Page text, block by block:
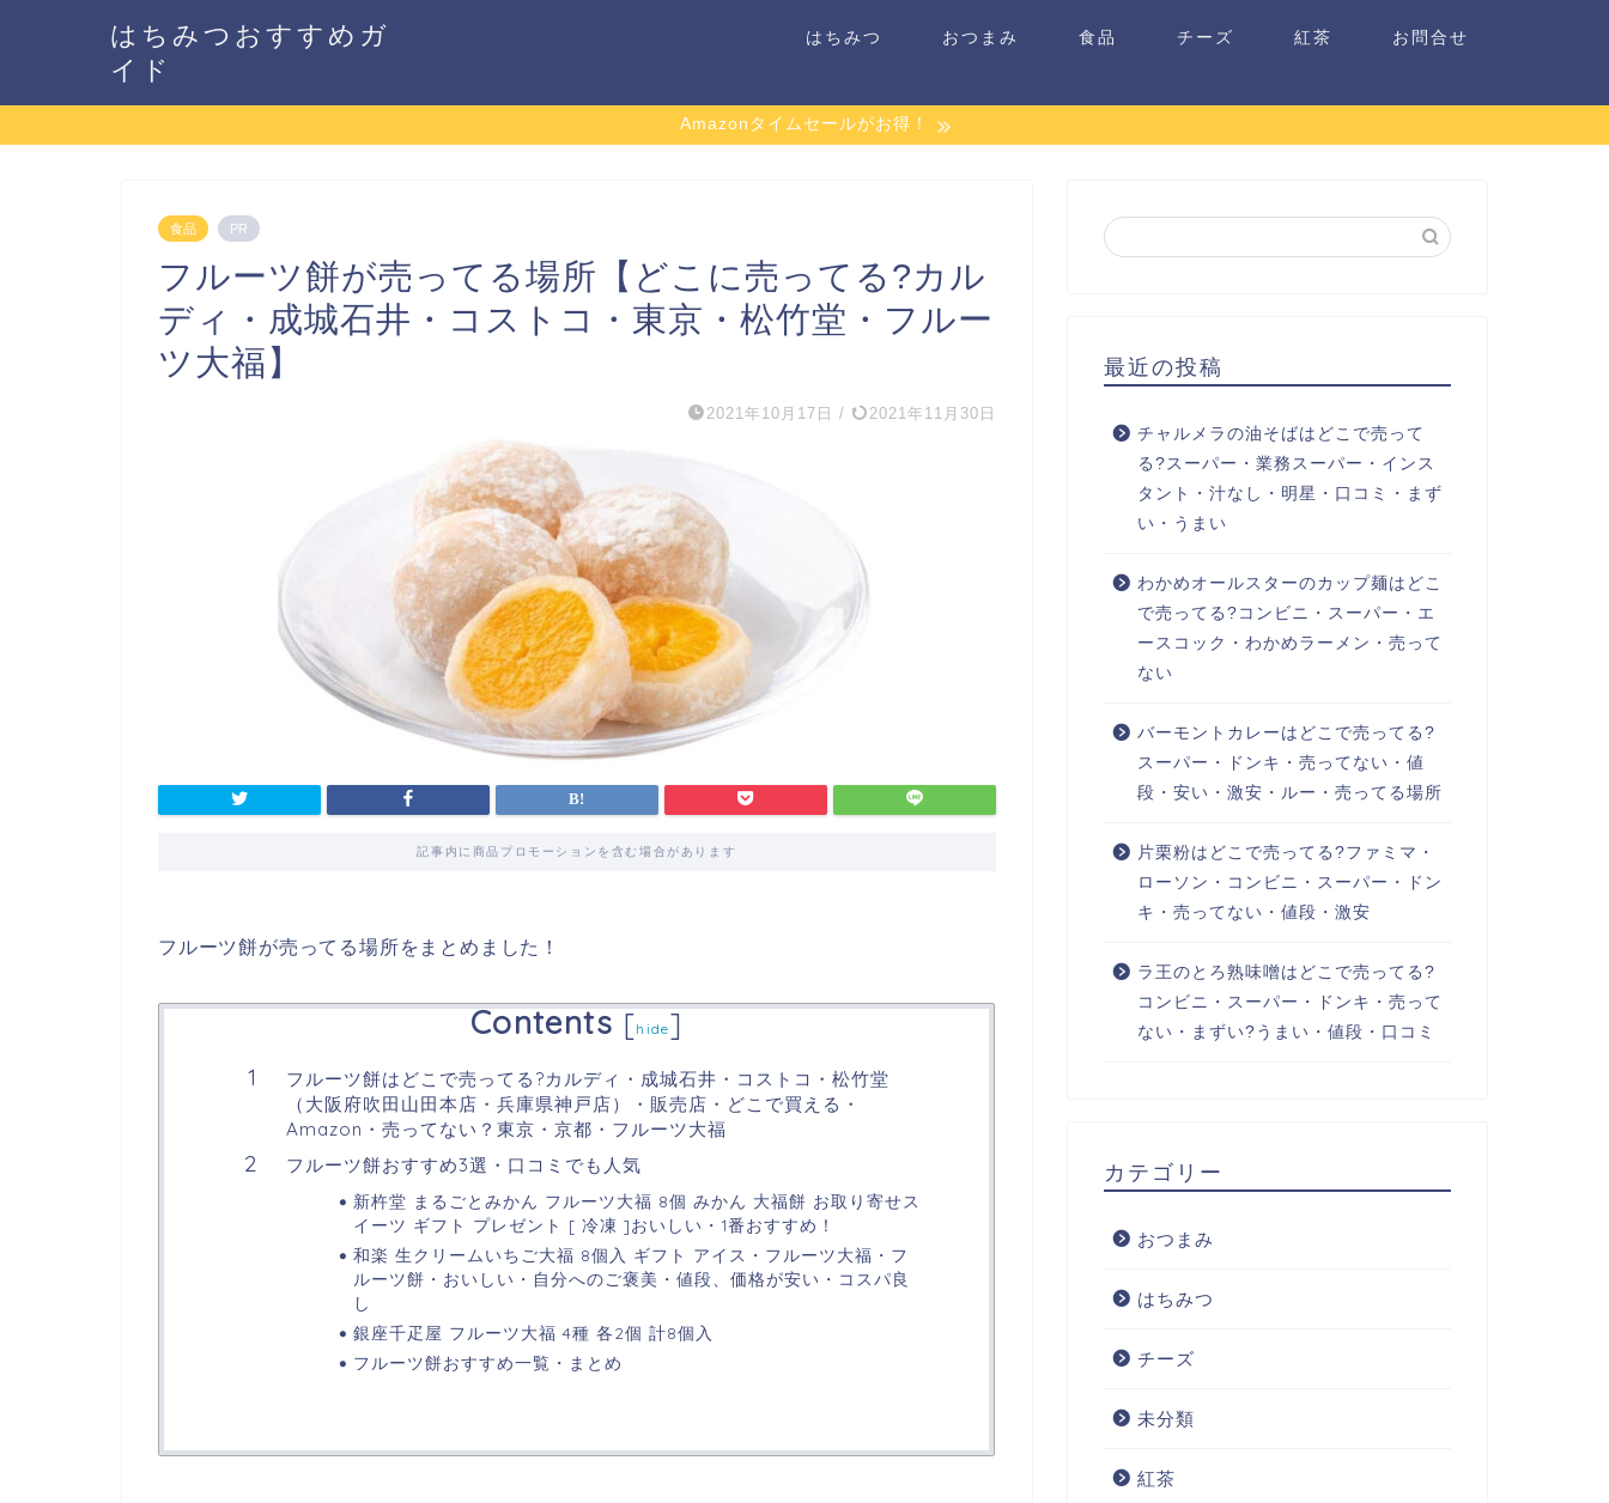
はちみつおすすめガ
イド
はちみつ おつまみ 食品 チーズ 紅茶 お問合せ
Amazonタイムセールがお得！
食品 PR
フルーツ餅が売ってる場所【どこに売ってる?カル
ディ・成城石井・コストコ・東京・松竹堂・フルー
ツ大福】
2021年10月17日 / 2021年11月30日
記事内に商品プロモーションを含む場合があります
フルーツ餅が売ってる場所をまとめました！
Contents [hide]
フルーツ餅はどこで売ってる?カルディ・成城石井・コストコ・松竹堂
（大阪府吹田山田本店・兵庫県神戸店）・販売店・どこで買える・
Amazon・売ってない？東京・京都・フルーツ大福
フルーツ餅おすすめ3選・口コミでも人気
新杵堂 まるごとみかん フルーツ大福 8個 みかん 大福餅 お取り寄せス
イーツ ギフト プレゼント [ 冷凍 ]おいしい・1番おすすめ！
和楽 生クリームいちご大福 8個入 ギフト アイス・フルーツ大福・フ
ルーツ餅・おいしい・自分へのご褒美・値段、価格が安い・コスパ良
し
銀座千疋屋 フルーツ大福 4種 各2個 計8個入
フルーツ餅おすすめ一覧・まとめ
最近の投稿
チャルメラの油そばはどこで売って
る?スーパー・業務スーパー・インス
タント・汁なし・明星・口コミ・まず
い・うまい
わかめオールスターのカップ麺はどこ
で売ってる?コンビニ・スーパー・エ
ースコック・わかめラーメン・売って
ない
バーモントカレーはどこで売ってる?
スーパー・ドンキ・売ってない・値
段・安い・激安・ルー・売ってる場所
片栗粉はどこで売ってる?ファミマ・
ローソン・コンビニ・スーパー・ドン
キ・売ってない・値段・激安
ラ王のとろ熟味噌はどこで売ってる?
コンビニ・スーパー・ドンキ・売って
ない・まずい?うまい・値段・口コミ
カテゴリー
おつまみ
はちみつ
チーズ
未分類
紅茶